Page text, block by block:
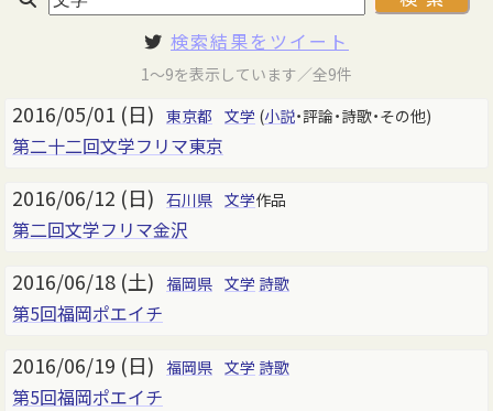
検索結果をツイート
1～9を表示しています／全9件
2016/05/01 (日) 東京都 文学 (小説・評論・詩歌・その他)
第二十二回文学フリマ東京
2016/06/12 (日) 石川県 文学作品
第二回文学フリマ金沢
2016/06/18 (土) 福岡県 文学 詩歌
第5回福岡ポエイチ
2016/06/19 (日) 福岡県 文学 詩歌
第5回福岡ポエイチ